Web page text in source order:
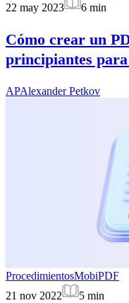
22 may 2023
6 min
Cómo crear un
principiantes
APAlexander Petkov
ProcedimientosMobiPDF
21 nov 2022
5 min